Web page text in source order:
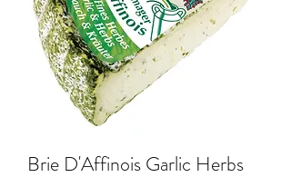
Brie D'Affinois Garlic Herbs